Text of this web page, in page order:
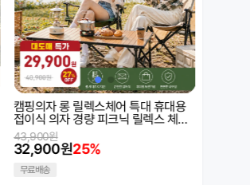
밴프 카포 스텐코펠세트 3-4인 캠핑식
기/휴대용코펠
34,900원23%
45,900원
무료배송